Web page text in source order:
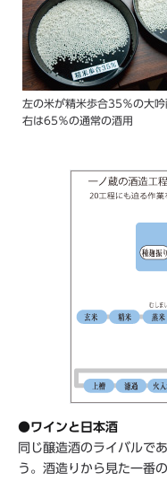
左の米が精米歩合35％の大吟
右は65％の通常の酒用
●ワインと日本酒
同じ醸造酒のライバルで
う。酒造りから見た一番